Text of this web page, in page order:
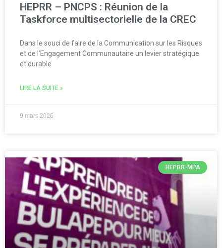
HEPRR – PNCPS : Réunion de la
Taskforce multisectorielle de la CREC
Dans le souci de faire de la Communication sur les Risques
et de l’Engagement Communautaire un levier stratégique
et durable
LIRE LA SUITE »
9 mars 2026
HEPRR-MPA